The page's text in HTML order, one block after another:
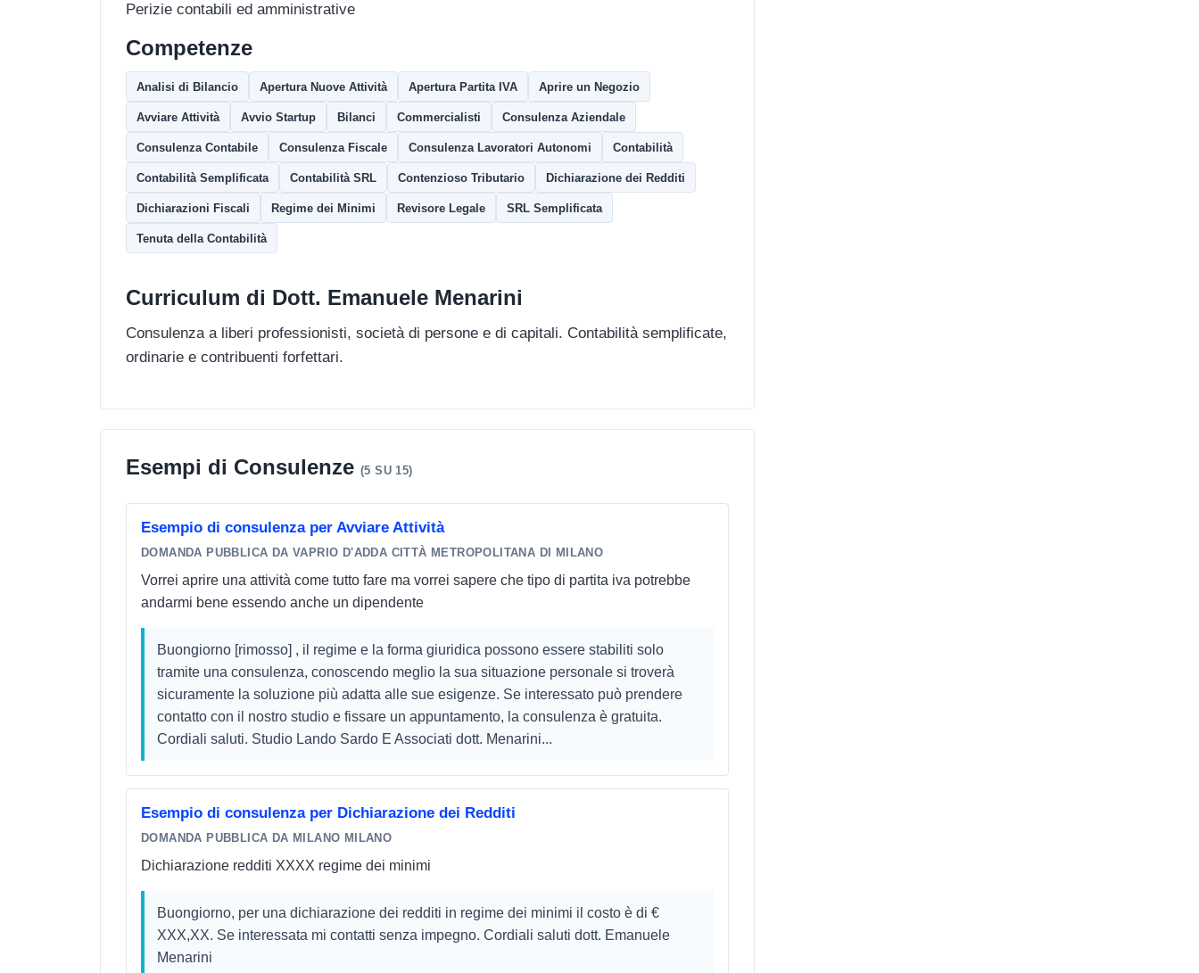
Perizie contabili ed amministrative
Competenze
Analisi di Bilancio Apertura Nuove Attività Apertura Partita IVA Aprire un Negozio
Avviare Attività Avvio Startup Bilanci Commercialisti Consulenza Aziendale
Consulenza Contabile Consulenza Fiscale Consulenza Lavoratori Autonomi Contabilità
Contabilità Semplificata Contabilità SRL Contenzioso Tributario Dichiarazione dei Redditi
Dichiarazioni Fiscali Regime dei Minimi Revisore Legale SRL Semplificata
Tenuta della Contabilità
Curriculum di Dott. Emanuele Menarini
Consulenza a liberi professionisti, società di persone e di capitali. Contabilità semplificate,
ordinarie e contribuenti forfettari.
Esempi di Consulenze (5 SU 15)
Esempio di consulenza per Avviare Attività
DOMANDA PUBBLICA DA VAPRIO D'ADDA CITTÀ METROPOLITANA DI MILANO
Vorrei aprire una attività come tutto fare ma vorrei sapere che tipo di partita iva potrebbe
andarmi bene essendo anche un dipendente
Buongiorno [rimosso] , il regime e la forma giuridica possono essere stabiliti solo
tramite una consulenza, conoscendo meglio la sua situazione personale si troverà
sicuramente la soluzione più adatta alle sue esigenze. Se interessato può prendere
contatto con il nostro studio e fissare un appuntamento, la consulenza è gratuita.
Cordiali saluti. Studio Lando Sardo E Associati dott. Menarini...
Esempio di consulenza per Dichiarazione dei Redditi
DOMANDA PUBBLICA DA MILANO MILANO
Dichiarazione redditi XXXX regime dei minimi
Buongiorno, per una dichiarazione dei redditi in regime dei minimi il costo è di €
XXX,XX. Se interessata mi contatti senza impegno. Cordiali saluti dott. Emanuele
Menarini